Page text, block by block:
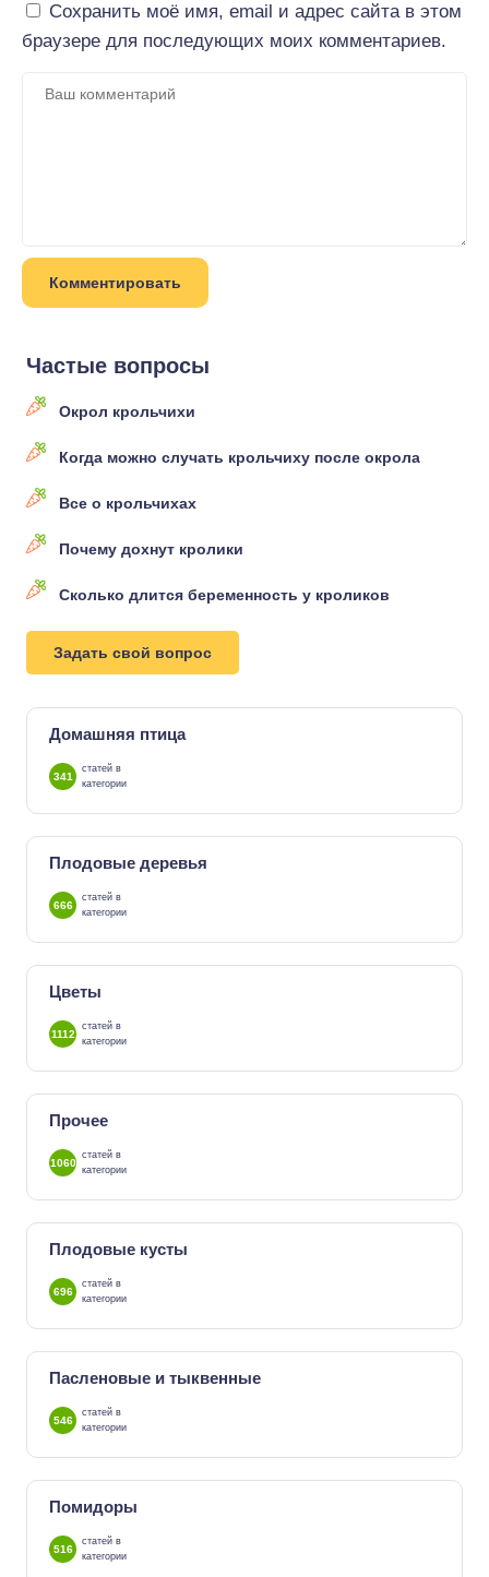
Сохранить моё имя, email и адрес сайта в этом
браузере для последующих моих комментариев.
Частые вопросы
Окрол крольчихи
Когда можно случать крольчиху после окрола
Все о крольчихах
Почему дохнут кролики
Сколько длится беременность у кроликов
Задать свой вопрос
Домашняя птица
341
статей в
категории
Плодовые деревья
666
статей в
категории
Цветы
1112
статей в
категории
Прочее
1060
статей в
категории
Плодовые кусты
696
статей в
категории
Пасленовые и тыквенные
546
статей в
категории
Помидоры
516
статей в
категории